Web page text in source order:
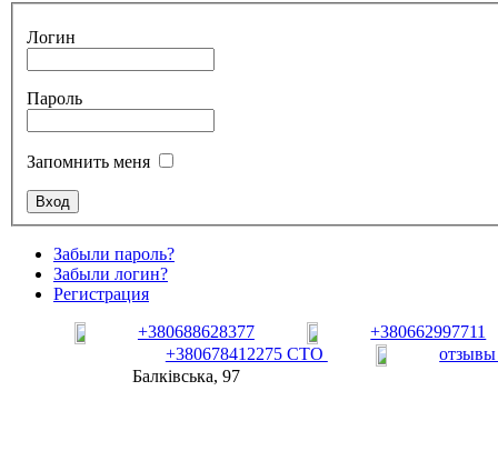
Логин
Пароль
Запомнить меня
Забыли пароль?
Забыли логин?
Регистрация
+380688628377
+380662997711
+380678412275 СТО
Балківська, 97